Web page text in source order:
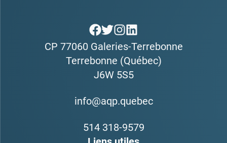
CP 77060 Galeries-Terrebonne
Terrebonne (Québec)
J6W 5S5
info@aqp.quebec
514 318-9579